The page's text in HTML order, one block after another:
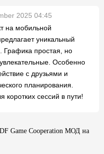
2025 04:45
на мобильной
уникальный
Графика простая, но
Особенно
с друзьями и
планирования.
коротких сессий в пути!
Game Cooperation МОД на